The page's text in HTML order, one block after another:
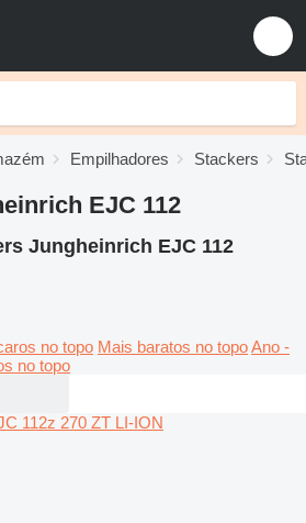
Empilhadores Stackers
EJC 112
Jungheinrich EJC 112
no topo Mais baratos no topoAno -
no topo